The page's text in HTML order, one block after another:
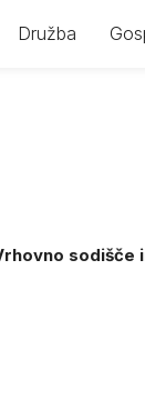
Družba
sodišče